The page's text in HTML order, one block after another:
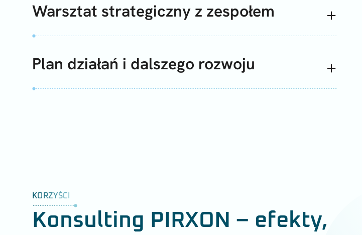
Warsztat strategiczny z zespołem
Plan działań i dalszego rozwoju
KORZYŚCI
Konsulting PIRXON – efekty,